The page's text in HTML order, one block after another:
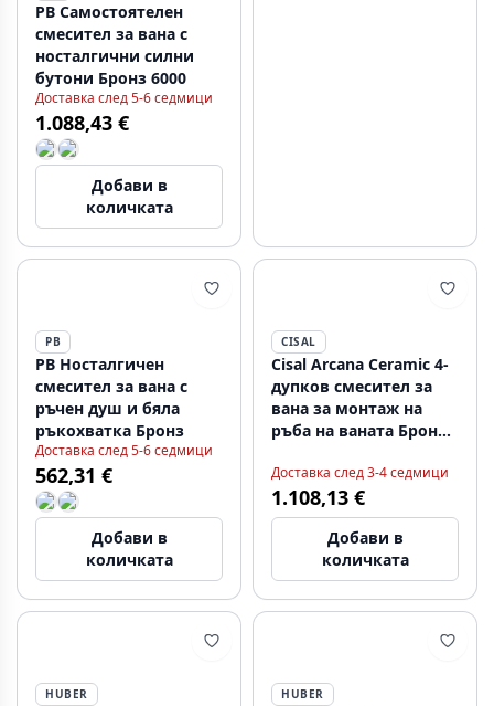
PB Самостоятелен
смесител за вана с
носталгични силни
бутони Бронз 6000
Доставка след 5-6 седмици
1.088,43 €
Добави в
количката
PB
PB Носталгичен
смесител за вана с
ръчен душ и бяла
ръкохватка Бронз
Доставка след 5-6 седмици
562,31 €
Добави в
количката
CISAL
Cisal Arcana Ceramic 4-
дупков смесител за
вана за монтаж на
ръба на ваната Бронз
Доставка след 3-4 седмици
1.108,13 €
Добави в
количката
HUBER HUBER